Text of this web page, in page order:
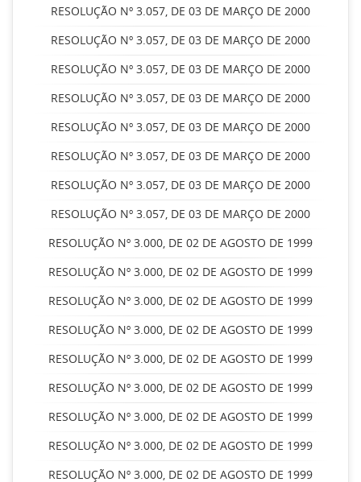
RESOLUÇÃO Nº 3.057, DE 03 DE MARÇO DE 2000
RESOLUÇÃO Nº 3.057, DE 03 DE MARÇO DE 2000
RESOLUÇÃO Nº 3.057, DE 03 DE MARÇO DE 2000
RESOLUÇÃO Nº 3.057, DE 03 DE MARÇO DE 2000
RESOLUÇÃO Nº 3.057, DE 03 DE MARÇO DE 2000
RESOLUÇÃO Nº 3.057, DE 03 DE MARÇO DE 2000
RESOLUÇÃO Nº 3.057, DE 03 DE MARÇO DE 2000
RESOLUÇÃO Nº 3.057, DE 03 DE MARÇO DE 2000
RESOLUÇÃO Nº 3.000, DE 02 DE AGOSTO DE 1999
RESOLUÇÃO Nº 3.000, DE 02 DE AGOSTO DE 1999
RESOLUÇÃO Nº 3.000, DE 02 DE AGOSTO DE 1999
RESOLUÇÃO Nº 3.000, DE 02 DE AGOSTO DE 1999
RESOLUÇÃO Nº 3.000, DE 02 DE AGOSTO DE 1999
RESOLUÇÃO Nº 3.000, DE 02 DE AGOSTO DE 1999
RESOLUÇÃO Nº 3.000, DE 02 DE AGOSTO DE 1999
RESOLUÇÃO Nº 3.000, DE 02 DE AGOSTO DE 1999
RESOLUÇÃO Nº 3.000, DE 02 DE AGOSTO DE 1999